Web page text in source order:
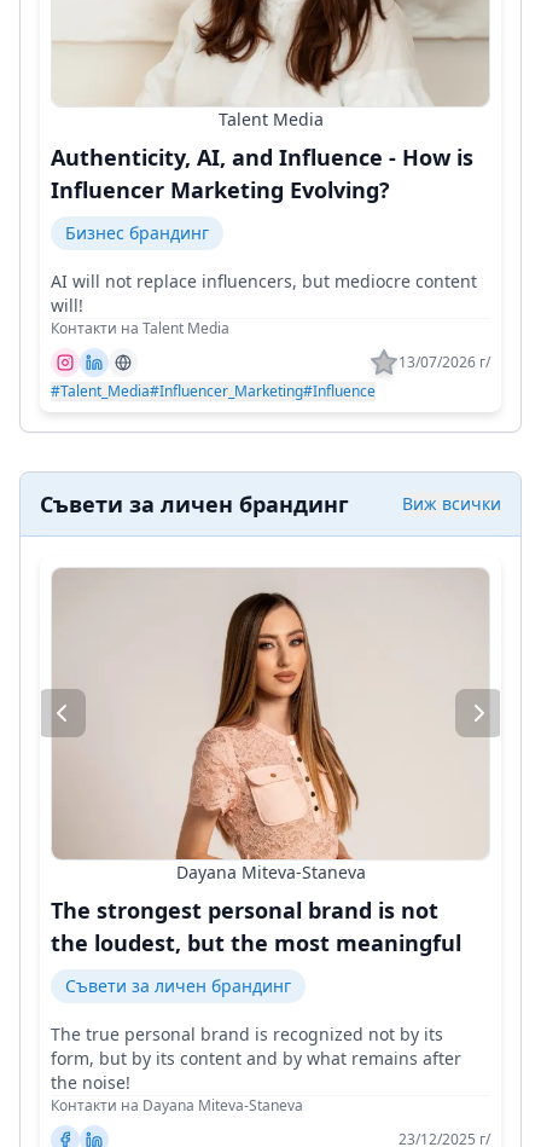
Talent Media
Authenticity, AI, and Influence - How is
Influencer Marketing Evolving?
Бизнес брандинг
AI will not replace influencers, but mediocre content
will!
Контакти на Talent Media
13/07/2026 г/
#Talent_Media#Influencer_Marketing#Influence
Съвети за личен брандинг Виж всички
Dayana Miteva-Staneva
The strongest personal brand is not
the loudest, but the most meaningful
Съвети за личен брандинг
The true personal brand is recognized not by its
form, but by its content and by what remains after
the noise!
Контакти на Dayana Miteva-Staneva
23/12/2025 г/